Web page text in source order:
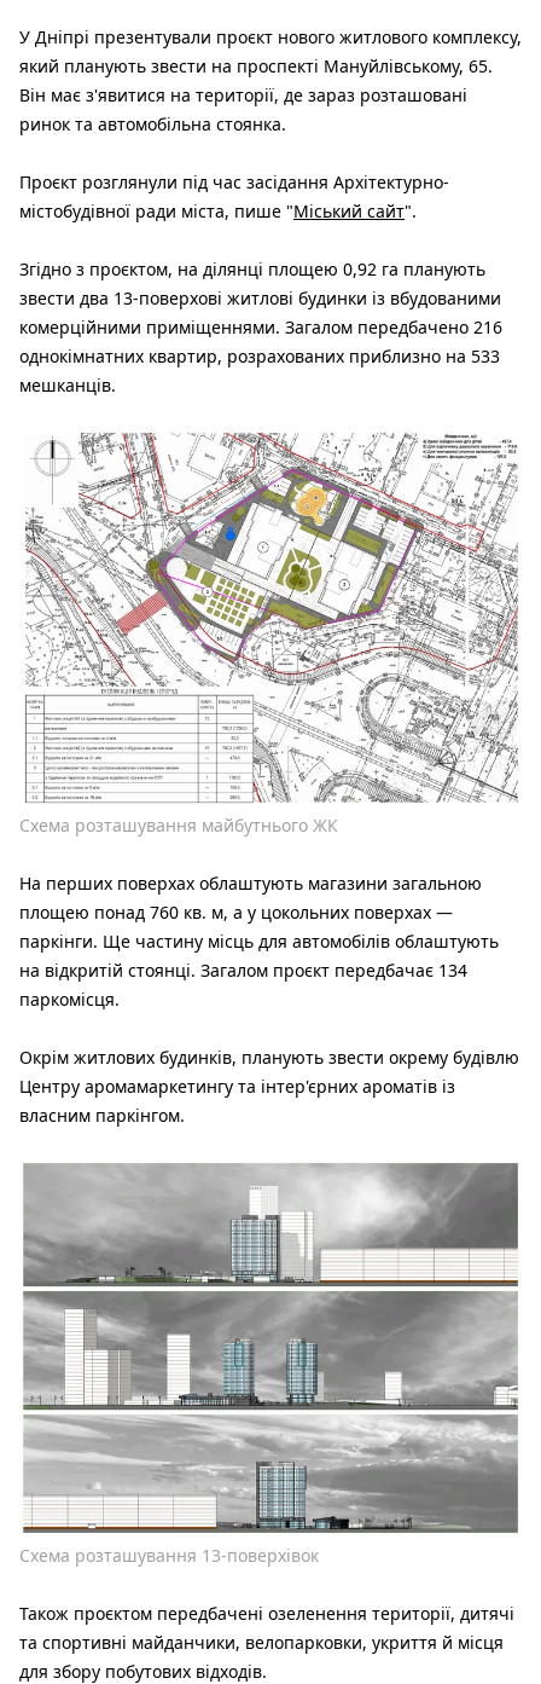
У Дніпрі презентували проєкт нового житлового комплексу,
який планують звести на проспекті Мануйлівському, 65.
Він має з'явитися на території, де зараз розташовані
ринок та автомобільна стоянка.
Проєкт розглянули під час засідання Архітектурно-
містобудівної ради міста, пише "Міський сайт".
Згідно з проєктом, на ділянці площею 0,92 га планують
звести два 13-поверхові житлові будинки із вбудованими
комерційними приміщеннями. Загалом передбачено 216
однокімнатних квартир, розрахованих приблизно на 533
мешканців.
Схема розташування майбутнього ЖК
На перших поверхах облаштують магазини загальною
площею понад 760 кв. м, а у цокольних поверхах —
паркінги. Ще частину місць для автомобілів облаштують
на відкритій стоянці. Загалом проєкт передбачає 134
паркомісця.
Окрім житлових будинків, планують звести окрему будівлю
Центру аромамаркетингу та інтер'єрних ароматів із
власним паркінгом.
Схема розташування 13-поверхівок
Також проєктом передбачені озеленення території, дитячі
та спортивні майданчики, велопарковки, укриття й місця
для збору побутових відходів.